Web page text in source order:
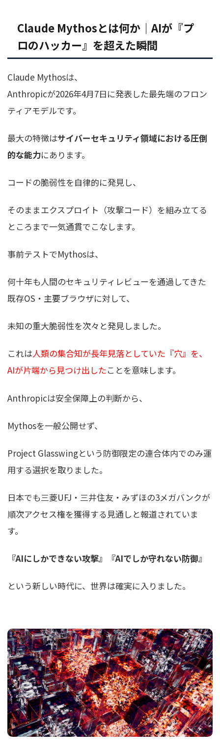
Claude Mythosとは何か｜AIが『プ
ロのハッカー』を超えた瞬間
Claude Mythosは、
Anthropicが2026年4月7日に発表した最先端のフロン
ティアモデルです。
最大の特徴はサイバーセキュリティ領域における圧倒
的な能力にあります。
コードの脆弱性を自律的に発見し、
そのままエクスプロイト（攻撃コード）を組み立てる
ところまで一気通貫でこなします。
事前テストでMythosは、
何十年も人間のセキュリティレビューを通過してきた
既存OS・主要ブラウザに対して、
未知の重大脆弱性を次々と発見しました。
これは人類の集合知が長年見落としていた『穴』を、
AIが片端から見つけ出したことを意味します。
Anthropicは安全保障上の判断から、
Mythosを一般公開せず、
Project Glasswingという防御限定の連合体内でのみ運
用する選択を取りました。
日本でも三菱UFJ・三井住友・みずほの3メガバンクが
順次アクセス権を獲得する見通しと報道されていま
す。
『AIにしかできない攻撃』『AIでしか守れない防御』
という新しい時代に、世界は確実に入りました。